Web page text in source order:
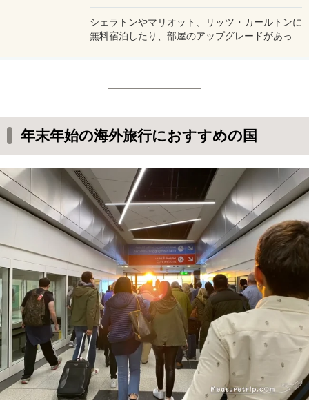
シェラトンやマリオット、リッツ・カールトンに
無料宿泊したり、部屋のアップグレードがあった
カード 」の魅力とメリット、デメリットを交え
年末年始の海外旅行におすすめの国